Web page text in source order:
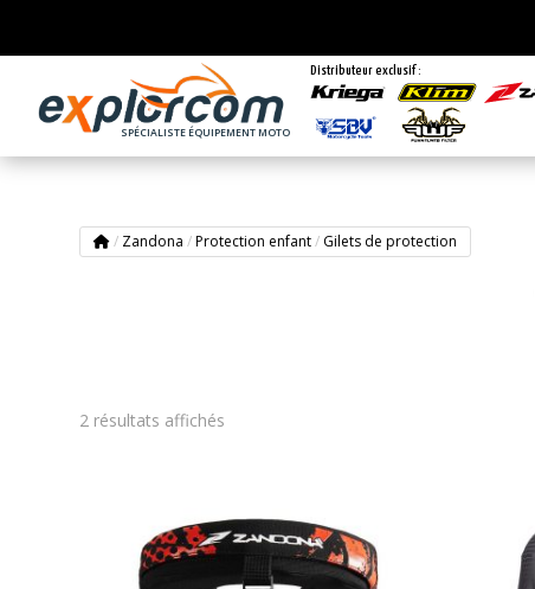
SPÉCIALISTE ÉQUIPEMENT MOTO
Distributeur exclusif :
/ Zandona /Protection enfant/ Gilets de protection
2 résultats affichés